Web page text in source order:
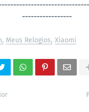
-----------------
Meus Relogios Xiaomi